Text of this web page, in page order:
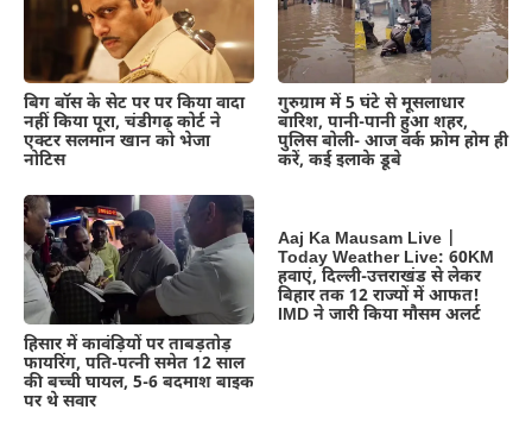
बिग बॉस के सेट पर पर किया वादा
नहीं किया पूरा, चंडीगढ़ कोर्ट ने
एक्टर सलमान खान को भेजा
नोटिस
गुरुग्राम में 5 घंटे से मूसलाधार
बारिश, पानी-पानी हुआ शहर,
पुलिस बोली- आज वर्क फ्रोम होम ही
करें, कई इलाके डूबे
हिसार में कावंड़ियों पर ताबड़तोड़
फायरिंग, पति-पत्नी समेत 12 साल
की बच्ची घायल, 5-6 बदमाश बाइक
पर थे सवार
Aaj Ka Mausam Live |
Today Weather Live: 60KM
हवाएं, दिल्ली-उत्तराखंड से लेकर
बिहार तक 12 राज्यों में आफत!
IMD ने जारी किया मौसम अलर्ट